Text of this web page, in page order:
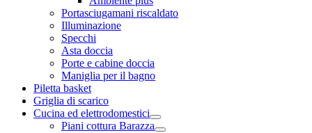
Portasciugamani riscaldato
Illuminazione
Specchi
Asta doccia
Porte e cabine doccia
Maniglia per il bagno
Piletta basket
Griglia di scarico
Cucina ed elettrodomestici
Piani cottura Barazza